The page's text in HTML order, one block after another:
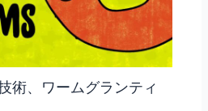
術、ワームグランティ